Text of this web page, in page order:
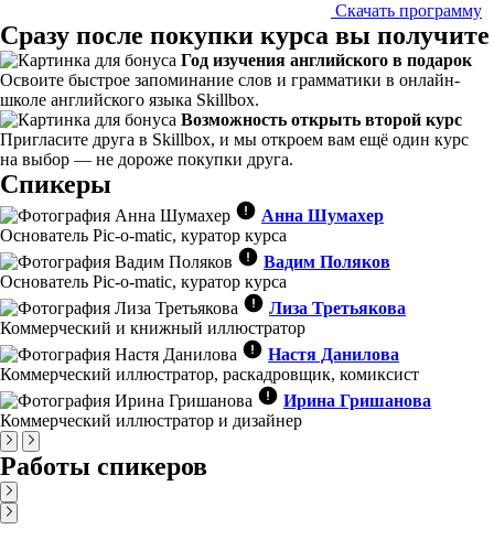
Скачать программу
Сразу после покупки курса вы получите
Год изучения английского в подарок
Освоите быстрое запоминание слов и грамматики в онлайн-
школе английского языка Skillbox.
Возможность открыть второй курс
Пригласите друга в Skillbox, и мы откроем вам ещё один курс
на выбор — не дороже покупки друга.
Спикеры
Анна Шумахер
Основатель Pic-o-matic, куратор курса
Вадим Поляков
Основатель Pic-o-matic, куратор курса
Лиза Третьякова
Коммерческий и книжный иллюстратор
Настя Данилова
Коммерческий иллюстратор, раскадровщик, комиксист
Ирина Гришанова
Коммерческий иллюстратор и дизайнер
Работы спикеров